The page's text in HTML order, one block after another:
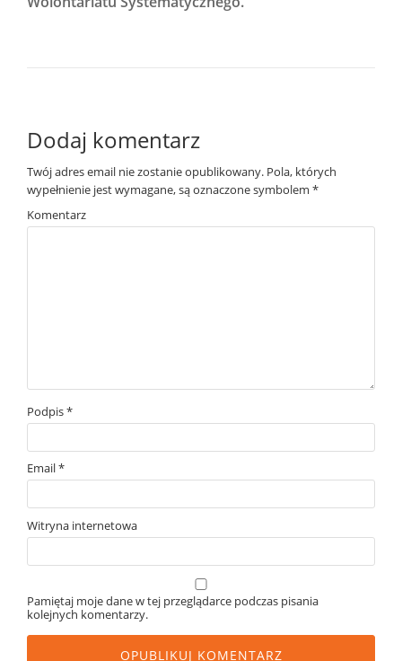
Dodaj komentarz
Twój adres email nie zostanie opublikowany. Pola, których
wypełnienie jest wymagane, są oznaczone symbolem *
Komentarz
Podpis*
Email*
Witryna internetowa
Pamiętaj moje dane w tej przeglądarce podczas pisania
kolejnych komentarzy.